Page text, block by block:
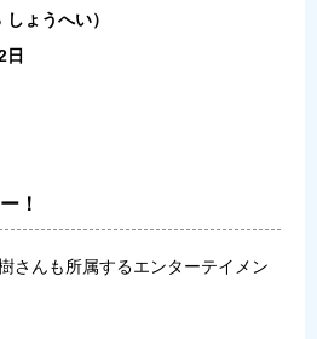
ょうへい）
日
！
さんも所属するエンターテイメン